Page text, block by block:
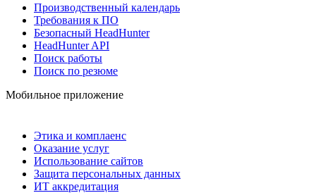
Производственный календарь
Требования к ПО
Безопасный HeadHunter
HeadHunter API
Поиск работы
Поиск по резюме
Мобильное приложение
Этика и комплаенс
Оказание услуг
Использование сайтов
Защита персональных данных
ИТ аккредитация